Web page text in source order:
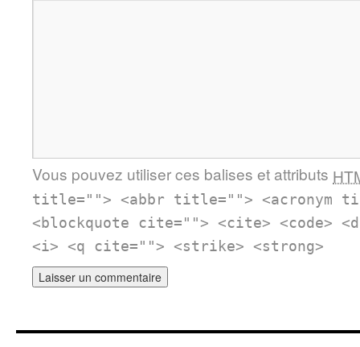
Vous pouvez utiliser ces balises et attributs
title=""> <abbr title=""> <acronym
<blockquote cite=""> <cite> <code>
<i> <q cite=""> <strike> <strong>